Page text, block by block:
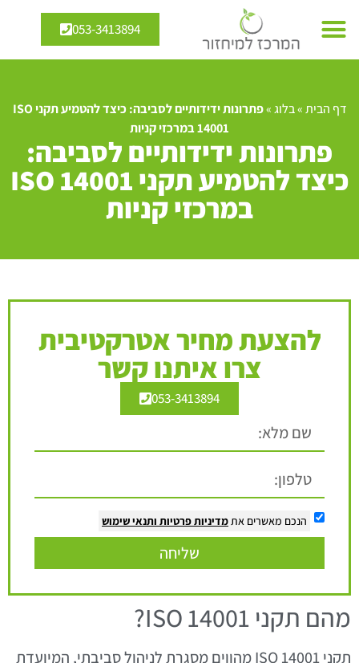
053-3413894
דף הבית»בלוג»
פתרונות ידידותיים לסביבה: כיצד להטמיע תקני ISO
14001 במרכזי קניות
פתרונות ידידותיים לסביבה:
כיצד להטמיע תקני ISO 14001
במרכזי קניות
להצעת מחיר אטרקטיבית
צרו איתנו קשר
053-3413894
הנכם מאשרים את מדיניות פרטיות ותנאי שימוש
שליחה
מהם תקני ISO 14001?
תקני ISO 14001 מהווים מסגרת לניהול סביבתי, המיועדת